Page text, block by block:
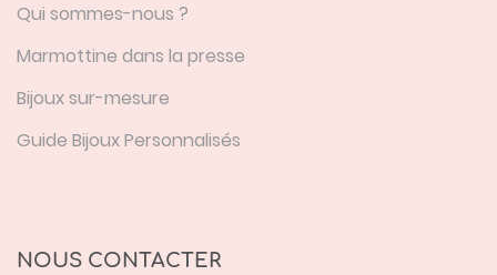
Qui sommes-nous ?
Marmottine dans la presse
Bijoux sur-mesure
Guide Bijoux Personnalisés
NOUS CONTACTER